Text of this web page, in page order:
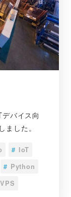
バイス向
した。
# IoT
# Python
VPS